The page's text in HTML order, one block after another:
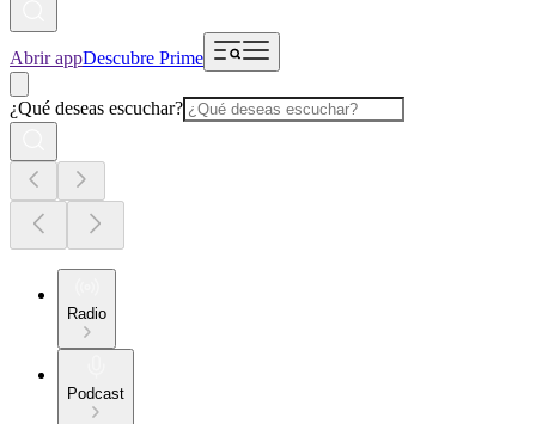
Abrir appDescubre Prime
¿Qué deseas escuchar?
Radio
Podcast